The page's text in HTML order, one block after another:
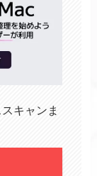
キャンま